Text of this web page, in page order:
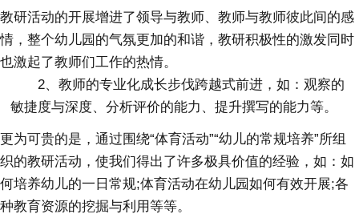
教研活动的开展增进了领导与教师、教师与教师彼此间的感
情，整个幼儿园的气氛更加的和谐，教研积极性的激发同时
也激起了教师们工作的热情。
2、教师的专业化成长步伐跨越式前进，如：观察的
敏捷度与深度、分析评价的能力、提升撰写的能力等。
更为可贵的是，通过围绕“体育活动”“幼儿的常规培养”所组
织的教研活动，使我们得出了许多极具价值的经验，如：如
何培养幼儿的一日常规;体育活动在幼儿园如何有效开展;各
种教育资源的挖掘与利用等等。